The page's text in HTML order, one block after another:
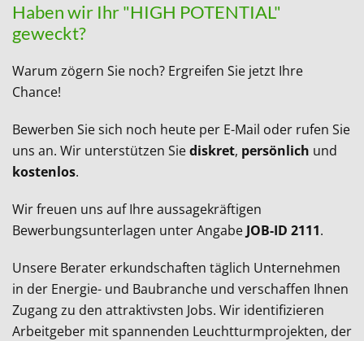
Haben wir Ihr "HIGH POTENTIAL"
geweckt?
Warum zögern Sie noch? Ergreifen Sie jetzt Ihre
Chance!
Bewerben Sie sich noch heute per E-Mail oder rufen Sie
uns an. Wir unterstützen Siediskret, persönlich und
kostenlos.
Wir freuen uns auf Ihre aussagekräftigen
Bewerbungsunterlagen unter Angabe JOB-ID 2111.
Unsere Berater erkundschaften täglich Unternehmen
in der Energie- und Baubranche und verschaffen Ihnen
Zugang zu den attraktivsten Jobs. Wir identifizieren
Arbeitgeber mit spannenden Leuchtturmprojekten, der